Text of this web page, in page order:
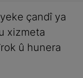
çandî ya
xizmeta
û hunera